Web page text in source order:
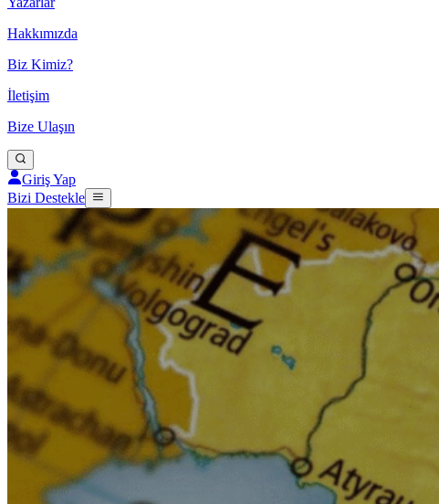
Hakkımızda
Biz Kimiz?
İletişim
Bize Ulaşın
Giriş Yap
Bizi Destekle